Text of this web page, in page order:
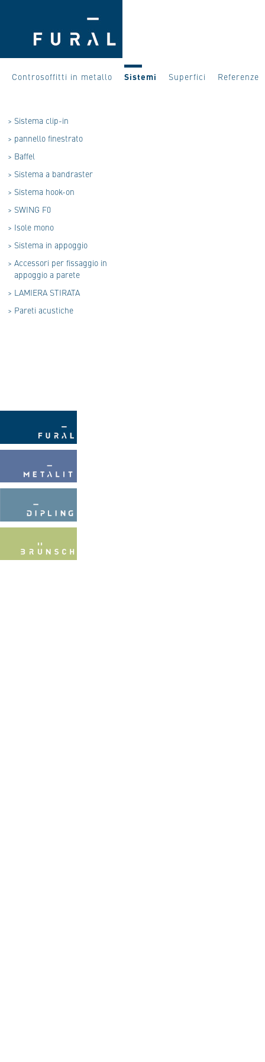
Controsoffitti in metallo Sistemi Superfici Referenze
> Sistema clip-in
> pannello finestrato
> Baffel
> Sistema a bandraster
> Sistema hook-on
> SWING F0
> Isole mono
> Sistema in appoggio
> Accessori per fissaggio in
appoggio a parete
> LAMIERA STIRATA
> Pareti acustiche